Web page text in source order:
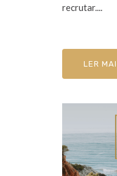
recrutar....
LER